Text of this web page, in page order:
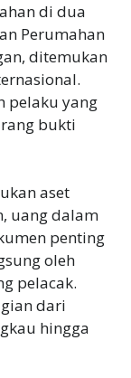
di dua
Perumahan
ditemukan
pelaku yang
bukti
aset
uang dalam
penting
oleh
pelacak.
dari
hingga